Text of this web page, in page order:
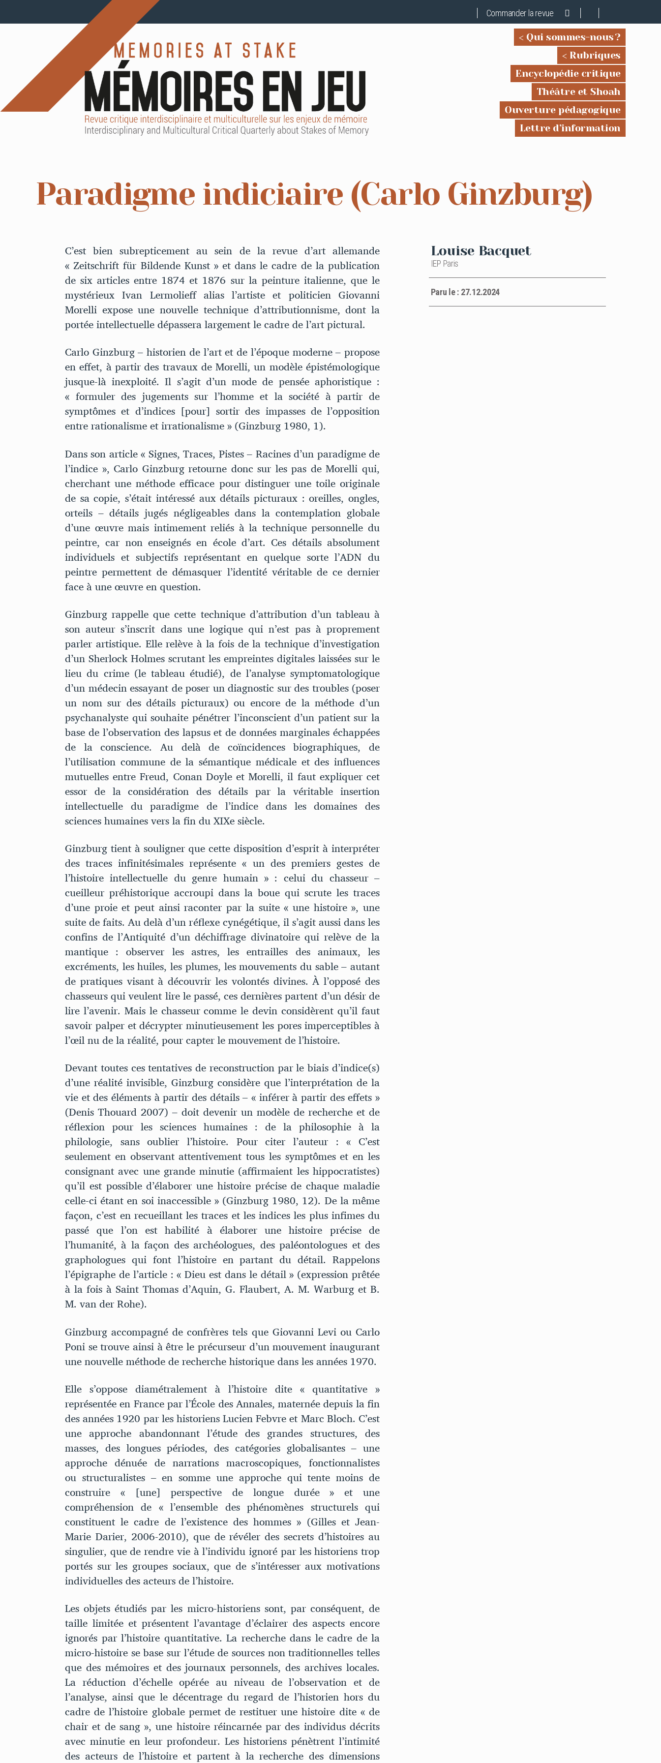
Commander la revue
Qui sommes-nous ?
Rubriques
Encyclopédie critique
Théâtre et Shoah
Ouverture pédagogique
Lettre d’information
Paradigme indiciaire (Carlo Ginzburg)
Louise Bacquet
IEP Paris
Paru le : 27.12.2024
C’est bien subrepticement au sein de la revue d’art allemande
« Zeitschrift für Bildende Kunst » et dans le cadre de la publication
de six articles entre 1874 et 1876 sur la peinture italienne, que le
mystérieux Ivan Lermolieff alias l’artiste et politicien Giovanni
Morelli expose une nouvelle technique d’attributionnisme, dont la
portée intellectuelle dépassera largement le cadre de l’art pictural.
Carlo Ginzburg – historien de l’art et de l’époque moderne – propose
en effet, à partir des travaux de Morelli, un modèle épistémologique
jusque-là inexploité. Il s’agit d’un mode de pensée aphoristique :
« formuler des jugements sur l’homme et la société à partir de
symptômes et d’indices [pour] sortir des impasses de l’opposition
entre rationalisme et irrationalisme » (Ginzburg 1980, 1).
Dans son article « Signes, Traces, Pistes – Racines d’un paradigme de
l’indice », Carlo Ginzburg retourne donc sur les pas de Morelli qui,
cherchant une méthode efficace pour distinguer une toile originale
de sa copie, s’était intéressé aux détails picturaux : oreilles, ongles,
orteils – détails jugés négligeables dans la contemplation globale
d’une œuvre mais intimement reliés à la technique personnelle du
peintre, car non enseignés en école d’art. Ces détails absolument
individuels et subjectifs représentant en quelque sorte l’ADN du
peintre permettent de démasquer l’identité véritable de ce dernier
face à une œuvre en question.
Ginzburg rappelle que cette technique d’attribution d’un tableau à
son auteur s’inscrit dans une logique qui n’est pas à proprement
parler artistique. Elle relève à la fois de la technique d’investigation
d’un Sherlock Holmes scrutant les empreintes digitales laissées sur le
lieu du crime (le tableau étudié), de l’analyse symptomatologique
d’un médecin essayant de poser un diagnostic sur des troubles (poser
un nom sur des détails picturaux) ou encore de la méthode d’un
psychanalyste qui souhaite pénétrer l’inconscient d’un patient sur la
base de l’observation des lapsus et de données marginales échappées
de la conscience. Au delà de coïncidences biographiques, de
l’utilisation commune de la sémantique médicale et des influences
mutuelles entre Freud, Conan Doyle et Morelli, il faut expliquer cet
essor de la considération des détails par la véritable insertion
intellectuelle du paradigme de l’indice dans les domaines des
sciences humaines vers la fin du XIXe siècle.
Ginzburg tient à souligner que cette disposition d’esprit à interpréter
des traces infinitésimales représente « un des premiers gestes de
l’histoire intellectuelle du genre humain » : celui du chasseur –
cueilleur préhistorique accroupi dans la boue qui scrute les traces
d’une proie et peut ainsi raconter par la suite « une histoire », une
suite de faits. Au delà d’un réflexe cynégétique, il s’agit aussi dans les
confins de l’Antiquité d’un déchiffrage divinatoire qui relève de la
mantique : observer les astres, les entrailles des animaux, les
excréments, les huiles, les plumes, les mouvements du sable – autant
de pratiques visant à découvrir les volontés divines. À l’opposé des
chasseurs qui veulent lire le passé, ces dernières partent d’un désir de
lire l’avenir. Mais le chasseur comme le devin considèrent qu’il faut
savoir palper et décrypter minutieusement les pores imperceptibles à
l’œil nu de la réalité, pour capter le mouvement de l’histoire.
Devant toutes ces tentatives de reconstruction par le biais d’indice(s)
d’une réalité invisible, Ginzburg considère que l’interprétation de la
vie et des éléments à partir des détails – « inférer à partir des effets »
(Denis Thouard 2007) – doit devenir un modèle de recherche et de
réflexion pour les sciences humaines : de la philosophie à la
philologie, sans oublier l’histoire. Pour citer l’auteur : « C’est
seulement en observant attentivement tous les symptômes et en les
consignant avec une grande minutie (affirmaient les hippocratistes)
qu’il est possible d’élaborer une histoire précise de chaque maladie
celle-ci étant en soi inaccessible » (Ginzburg 1980, 12). De la même
façon, c’est en recueillant les traces et les indices les plus infimes du
passé que l’on est habilité à élaborer une histoire précise de
l’humanité, à la façon des archéologues, des paléontologues et des
graphologues qui font l’histoire en partant du détail. Rappelons
l’épigraphe de l’article : « Dieu est dans le détail » (expression prêtée
à la fois à Saint Thomas d’Aquin, G. Flaubert, A. M. Warburg et B.
M. van der Rohe).
Ginzburg accompagné de confrères tels que Giovanni Levi ou Carlo
Poni se trouve ainsi à être le précurseur d’un mouvement inaugurant
une nouvelle méthode de recherche historique dans les années 1970.
Elle s’oppose diamétralement à l’histoire dite « quantitative »
représentée en France par l’École des Annales, maternée depuis la fin
des années 1920 par les historiens Lucien Febvre et Marc Bloch. C’est
une approche abandonnant l’étude des grandes structures, des
masses, des longues périodes, des catégories globalisantes – une
approche dénuée de narrations macroscopiques, fonctionnalistes
ou structuralistes – en somme une approche qui tente moins de
construire « [une] perspective de longue durée » et une
compréhension de « l’ensemble des phénomènes structurels qui
constituent le cadre de l’existence des hommes » (Gilles et Jean-
Marie Darier, 2006-2010), que de révéler des secrets d’histoires au
singulier, que de rendre vie à l’individu ignoré par les historiens trop
portés sur les groupes sociaux, que de s’intéresser aux motivations
individuelles des acteurs de l’histoire.
Les objets étudiés par les micro-historiens sont, par conséquent, de
taille limitée et présentent l’avantage d’éclairer des aspects encore
ignorés par l’histoire quantitative. La recherche dans le cadre de la
micro-histoire se base sur l’étude de sources non traditionnelles telles
que des mémoires et des journaux personnels, des archives locales.
La réduction d’échelle opérée au niveau de l’observation et de
l’analyse, ainsi que le décentrage du regard de l’historien hors du
cadre de l’histoire globale permet de restituer une histoire dite « de
chair et de sang », une histoire réincarnée par des individus décrits
avec minutie en leur profondeur. Les historiens pénètrent l’intimité
des acteurs de l’histoire et partent à la recherche des dimensions